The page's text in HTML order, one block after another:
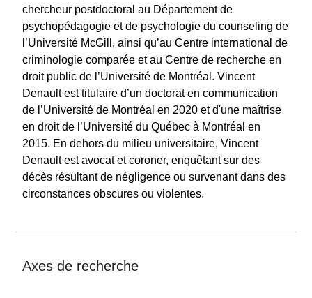
chercheur postdoctoral au Département de
psychopédagogie et de psychologie du counseling de
l’Université McGill, ainsi qu’au Centre international de
criminologie comparée et au Centre de recherche en
droit public de l’Université de Montréal. Vincent
Denault est titulaire d’un doctorat en communication
de l’Université de Montréal en 2020 et d'une maîtrise
en droit de l’Université du Québec à Montréal en
2015. En dehors du milieu universitaire, Vincent
Denault est avocat et coroner, enquêtant sur des
décès résultant de négligence ou survenant dans des
circonstances obscures ou violentes.
Axes de recherche